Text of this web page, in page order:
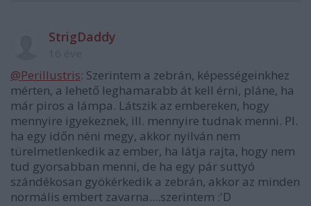
StrigDaddy
@Perillustris: Szerintem a zebrán, képességeinkhez
mérten, a lehető leghamarabb át kell érni, pláne, ha
már piros a lámpa. Látszik az embereken, hogy
mennyire igyekeznek, ill. mennyire tudnak menni. Pl.
ha egy időn néni megy, akkor nyilván nem
türelmetlenkedik az ember, ha látja rajta, hogy nem
tud gyorsabban menni, de ha egy pár suttyó
szándékosan gyökérkedik a zebrán, akkor az minden
normális embert zavarna....szerintem :'D